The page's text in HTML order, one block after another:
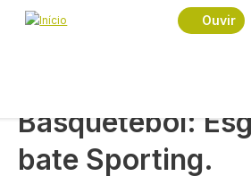
Passar para o conteúdo principal
Ouvir
Navegação
Início
Desporto
Basquetebol: Esgueira bate
Basquetebol:
bate Sporting.